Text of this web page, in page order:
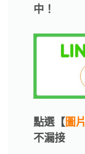
中！
點選【 圖片
不漏接